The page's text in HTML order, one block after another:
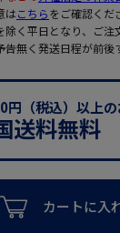
はこちらをご確認くだ
く平日となり、ご注
無く発送日程が前後
円（税込）以上
送料無料
カートに入